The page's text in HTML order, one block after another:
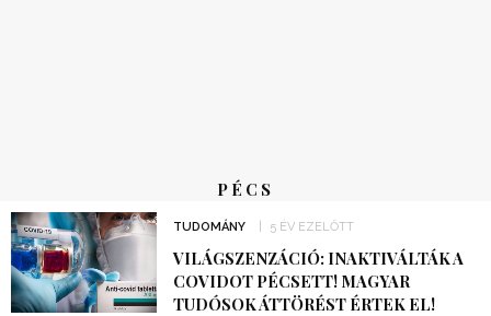
PÉCS
TUDOMÁNY 5 ÉV EZELŐTT
VILÁGSZENZÁCIÓ: INAKTIVÁLTÁK A
COVIDOT PÉCSETT! MAGYAR
TUDÓSOK ÁTTÖRÉST ÉRTEK EL!